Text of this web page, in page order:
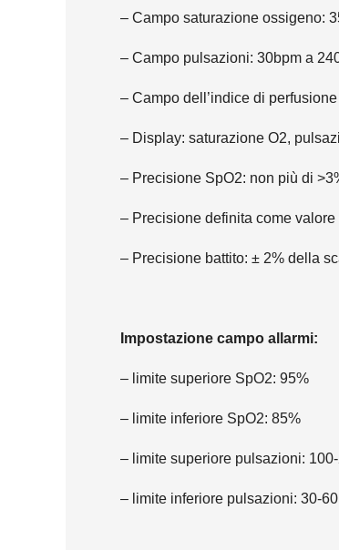
– Campo saturazione ossigeno:
– Campo pulsazioni: 30bpm a
– Campo dell’indice di
– Display: saturazione O2,
– Precisione SpO2: non più di
– Precisione definita come
– Precisione battito: ± 2% della
Impostazione campo allarmi:
– limite superiore SpO2: 95%
– limite inferiore SpO2: 85%
– limite superiore pulsazioni:
– limite inferiore pulsazioni: 30-